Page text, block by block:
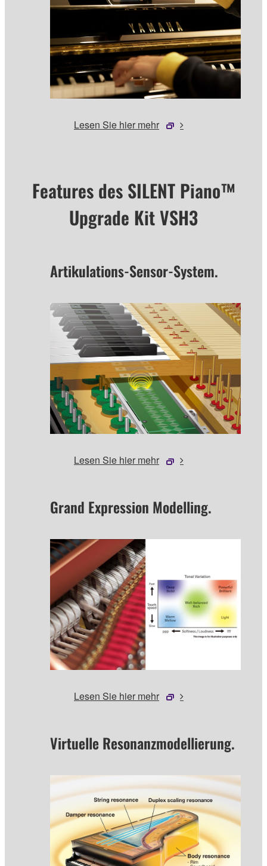
Lesen Sie hier mehr
Features des SILENT Piano™
Upgrade Kit VSH3
Artikulations-Sensor-System.
Lesen Sie hier mehr
Grand Expression Modelling.
Lesen Sie hier mehr
Virtuelle Resonanzmodellierung.